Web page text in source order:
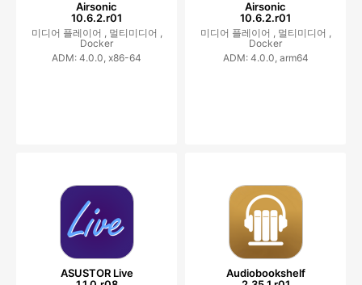
Airsonic
10.6.2.r01
미디어 플레이어 , 멀티미디어 ,
Docker
ADM: 4.0.0, x86-64
Airsonic
10.6.2.r01
미디어 플레이어 , 멀티미디어 ,
Docker
ADM: 4.0.0, arm64
ASUSTOR Live
Audiobookshelf